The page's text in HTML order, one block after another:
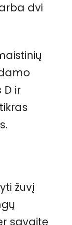
dvi
ir
žuvį
savaitę